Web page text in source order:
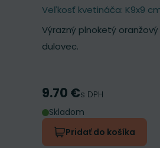
Veľkosť kvetináča: K9x9
Výrazný plnoketý oranžový
dulovec.
Cena
9.70 €s DPH
Skladom
Pridať do košíka